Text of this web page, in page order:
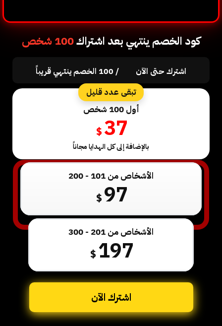
كود الخصم ينتهي بعد اشتراك
اشترك حتى الآن /
100 الخصم ينتهي قريباً
تبقى عدد قليل
أول 100 شخص
$ 37
بالإضافة إلى كل الهدايا مجاناً
الأشخاص من 101 - 200
$ 97
الأشخاص من 201 - 300
$ 197
اشترك الآن